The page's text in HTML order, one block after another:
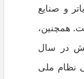
و صنایع
همچنین،
در سال
آتی نظام ملی